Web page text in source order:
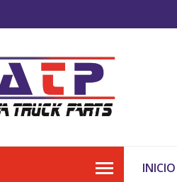
INICIO